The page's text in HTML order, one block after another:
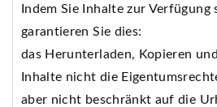
Indem Sie Inhalte zur
garantieren Sie dies:
das Herunterladen, Kopieren
Inhalte nicht die
aber nicht beschränkt auf die